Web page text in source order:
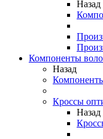
Назад
Компоненты
Назад
Кроссы
Назад